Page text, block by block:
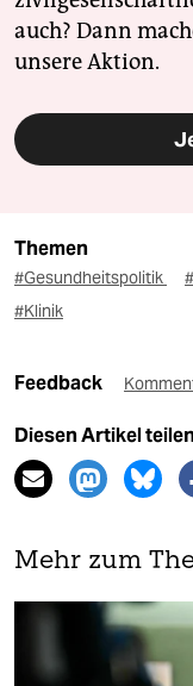
auch? Dann
unsere Aktion.
Themen
#Gesundheitspolitik
#Klinik
Feedback
Diesen Artikel
Mehr zum